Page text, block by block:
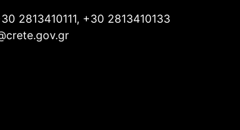
2813410111, +30 2813410133